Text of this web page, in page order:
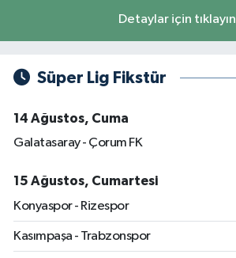
Detaylar için tıklayın
Süper Lig Fikstür
14 Ağustos, Cuma
Galatasaray - Çorum FK
15 Ağustos, Cumartesi
Konyaspor - Rizespor
Kasımpaşa - Trabzonspor